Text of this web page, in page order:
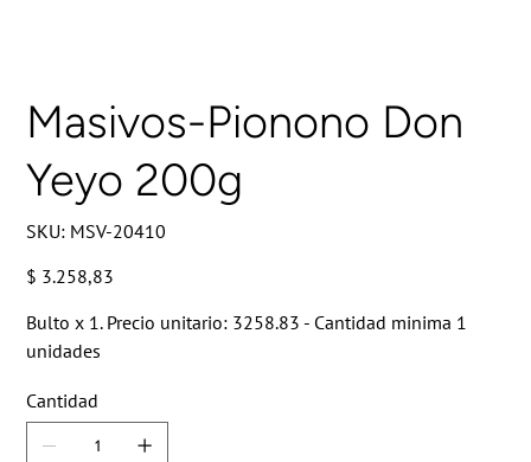
Masivos-Pionono Don
Yeyo 200g
SKU: SKU
MSV-
MSV-20410
Precio
$ 3.258,83
Bulto x 1. Precio unitario: 3258.83 - Cantidad minima 1
unidades
Cantidad